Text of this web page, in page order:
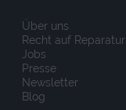
Über uns
Recht auf Reparatur
Jobs
Presse
Newsletter
Blog